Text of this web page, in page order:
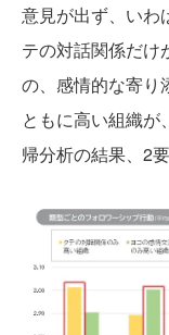
意見が出ず、いわ
テの対話関係だけ
の、感情的な寄り
ともに高い組織が
帰分析の結果、2